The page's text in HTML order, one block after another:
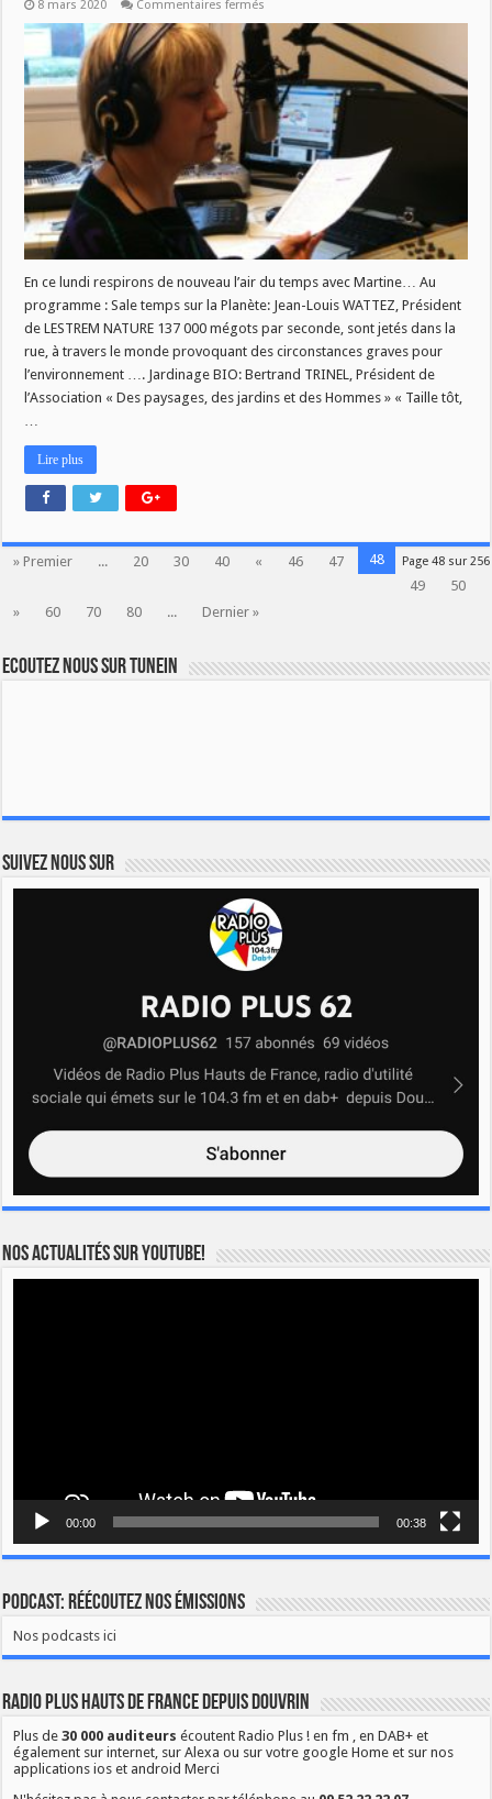
8 mars 2020 Commentaires fermés
du
temps
du
09
mars
En ce lundi respirons de nouveau l’air du temps avec Martine… Au
programme : Sale temps sur la Planète: Jean-Louis WATTEZ, Président
de LESTREM NATURE 137 000 mégots par seconde, sont jetés dans la
rue, à travers le monde provoquant des circonstances graves pour
l’environnement …. Jardinage BIO: Bertrand TRINEL, Président de
l’Association « Des paysages, des jardins et des Hommes » « Taille tôt,
…
Lire plus
Page 48 sur 256
» Premier ... 20 30 40 « 46 47
48
49
50
»
60 70 80 ... Dernier »
Ecoutez nous sur TuneIn
Suivez nous sur
Nos actualités sur YOUTUBE!
00:00 00:38
Podcast: Réécoutez nos émissions
Nos podcasts ici
Radio Plus Hauts de France depuis Douvrin
Plus de30 000 auditeurs écoutent Radio Plus ! en fm , en DAB+ et
également sur internet, sur Alexa ou sur votre google Home et sur nos
applications ios et android Merci